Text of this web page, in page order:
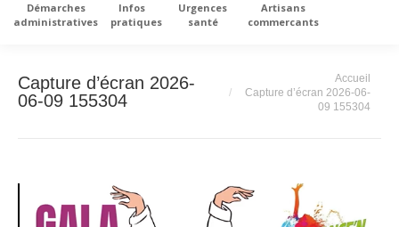
Démarches
administratives
Infos
pratiques
Urgences
santé
Artisans
commercants
Capture d’écran 2026-
06-09 155304
Accueil
Capture d’écran 2026-06-
09 155304